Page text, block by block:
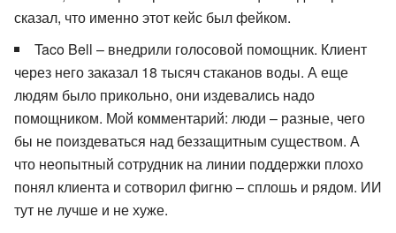
сказал, что именно этот кейс был фейком.
Taco Bell – внедрили голосовой помощник. Клиент
через него заказал 18 тысяч стаканов воды. А еще
людям было прикольно, они издевались надо
помощником. Мой комментарий: люди – разные, чего
бы не поиздеваться над беззащитным существом. А
что неопытный сотрудник на линии поддержки плохо
понял клиента и сотворил фигню – сплошь и рядом. ИИ
тут не лучше и не хуже.